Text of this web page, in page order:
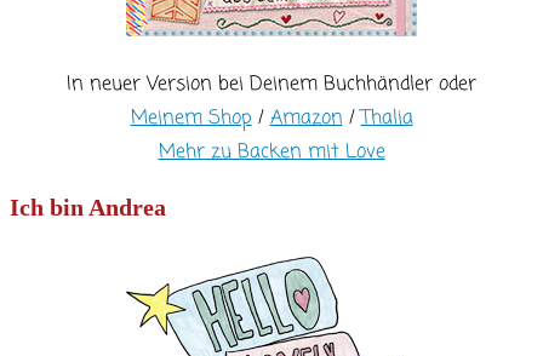
In neuer Version bei Deinem Buchhändler oder
Meinem Shop/Amazon/Thalia
Mehr zu Backen mit Love
Ich bin Andrea